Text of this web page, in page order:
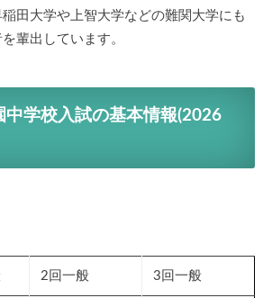
田大学や上智大学などの難関大学にも
輩出しています。
中学校入試の基本情報(2026
2回一般 3回一般